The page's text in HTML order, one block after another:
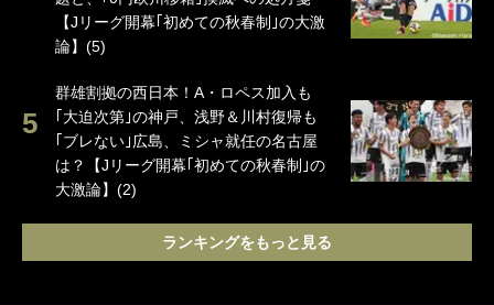
【Jリーグ開幕｢初めての秋春制｣の大激
論】(5)
群雄割拠の西日本！A・ロペス加入も
｢大迫次第｣の神戸、浅野＆川村復帰も
｢ブレない｣広島、ミシャ就任の名古屋
は？【Jリーグ開幕｢初めての秋春制｣の
大激論】(2)
ランキングをもっと見る